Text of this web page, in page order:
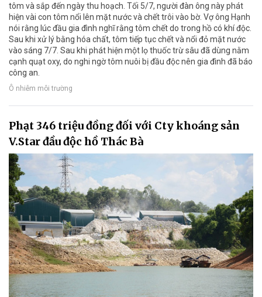
tôm và sắp đến ngày thu hoạch. Tối 5/7, người đàn ông này phát
hiện vài con tôm nổi lên mặt nước và chết trôi vào bờ. Vợ ông Hạnh
nói rằng lúc đầu gia đình nghĩ rằng tôm chết do trong hồ có khí độc.
Sau khi xử lý bằng hóa chất, tôm tiếp tục chết và nổi đỏ mặt nước
vào sáng 7/7. Sau khi phát hiện một lọ thuốc trừ sâu đã dùng nằm
cạnh quạt oxy, do nghi ngờ tôm nuôi bị đầu độc nên gia đình đã báo
công an.
Ô nhiễm môi trường
Phạt 346 triệu đồng đối với Cty khoáng sản
V.Star đầu độc hồ Thác Bà